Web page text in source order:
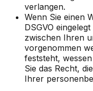
verlangen.
Wenn Sie einen
DSGVO
zwischen Ihren
vorgenommen
feststeht,
Sie das Recht,
Ihrer